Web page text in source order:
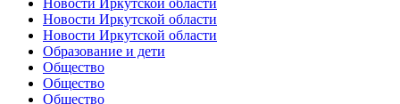
Новости Иркутской области
Новости Иркутской области
Образование и дети
Общество
Общество
Общество